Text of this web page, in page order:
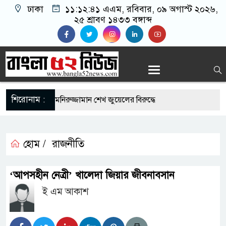
ঢাকা ১১:১২:৪২ এএম, রবিবার, ০৯ অগাস্ট ২০২৬,
২৫ শ্রাবণ ১৪৩৩ বঙ্গাব্দ
শিরোনাম :
সাংবাদিক মনিরুজ্জামান শেখ জুয়েলের বিরুদ্ধে
নিয়মিত ইসিজি চেক কেন প্রয়োজন
সৌদিতে সফল বাংলাদেশি উদ্যোক্তা,
হোম / রাজনীতি
‘আপসহীন নেত্রী’ খালেদা জিয়ার জীবনাবসান
ই এম আকাশ